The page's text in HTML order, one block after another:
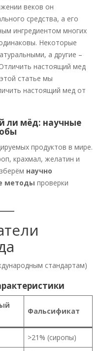
веков он
средства, а его
ингредиентом многих
Некоторые
а другие –
настоящий мед
статье мы
настоящий мед от
ли мёд: научные
продуктов в мире.
крахмал, желатин и
научно
методы проверки
стандартам)
Фальсификат
>21% (сиропы)